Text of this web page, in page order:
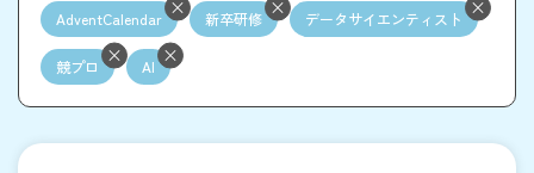
AdventCalendar 新卒研修 データサイエンティスト
競プロ AI